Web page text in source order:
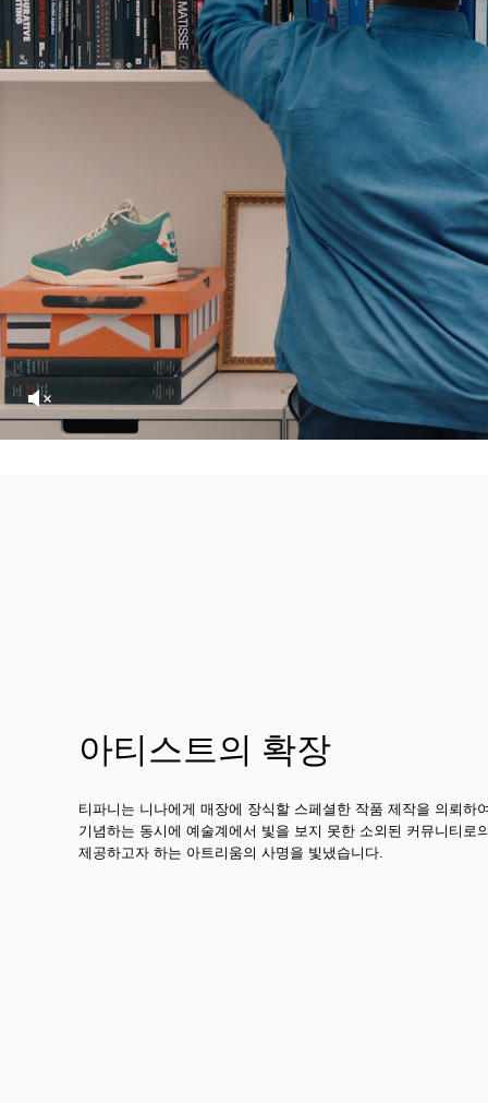
아티스트의 확장
티파니는 니나에게 매장에 장식할 스페셜한 작품 제작을 의뢰하
기념하는 동시에 예술계에서 빛을 보지 못한 소외된 커뮤니티로
제공하고자 하는 아트리움의 사명을 빛냈습니다.